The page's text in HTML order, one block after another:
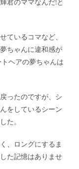
君のママなんだ!と
ているコマなど、
ちゃんに違和感が
ヘアの夢ちゃんは
ったのですが、シ
をしているシーン
た。
、ロングにするま
た記憶はありませ